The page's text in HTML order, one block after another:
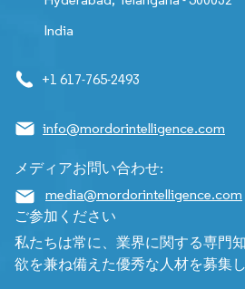
India
+1 617-765-2493
info@mordorintelligence.com
メディアお問い合わせ:
media@mordorintelligence.com
ご参加ください
私たちは常に、業界に関する専門
欲を兼ね備えた優秀な人材を募集し